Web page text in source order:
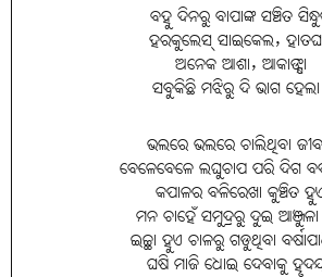
ବହୁ ଦିନରୁ ବାପାଙ୍କ ସଞ୍ଚିତ
ହରକୁଲେସ୍ ସାଇକେଲ,
ଅନେକ ଆଶା, ଆକାଙ୍କ୍ଷା
ସବୁକିଛି ମଝିରୁ ଦି ଭାଗ
ଭଲରେ ଭଲରେ ଚାଲିଥିବା
ବେଳେବେଳେ ଲଘୁଚାପ ପରି ଦିଗ
କପାଳର ବଳିରେଖା କୁଞ୍ଚିତ
ମନ ଚାହେଁ ସମୁଦ୍ରରୁ ଦୁଇ
ଇଚ୍ଛା ହୁଏ ଚାଳରୁ ଗଡୁଥିବା
ଘଷି ମାଜି ଧୋଇ ଦେବାକୁ